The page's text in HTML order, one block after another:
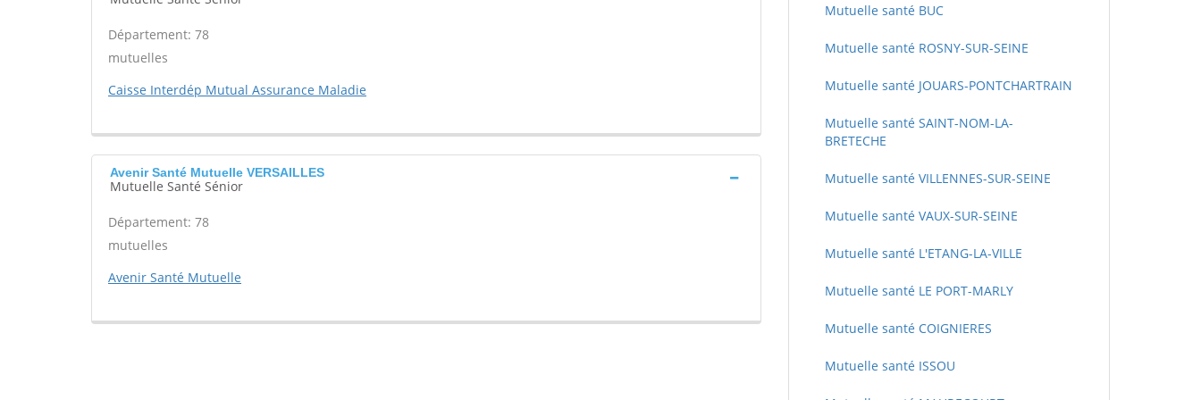
Département: 78
mutuelles
Caisse Interdép Mutual Assurance Maladie
Avenir Santé Mutuelle VERSAILLES
Mutuelle Santé Sénior
Département: 78
mutuelles
Avenir Santé Mutuelle
Mutuelle santé BUC
Mutuelle santé ROSNY-SUR-SEINE
Mutuelle santé JOUARS-PONTCHARTRAIN
Mutuelle santé SAINT-NOM-LA-
BRETECHE
Mutuelle santé VILLENNES-SUR-SEINE
Mutuelle santé VAUX-SUR-SEINE
Mutuelle santé L'ETANG-LA-VILLE
Mutuelle santé LE PORT-MARLY
Mutuelle santé COIGNIERES
Mutuelle santé ISSOU